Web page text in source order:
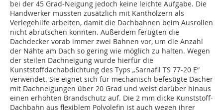
bei der 45 Grad-Neigung jedoch keine leichte Aufgabe. Die
Handwerker mussten zusätzlich mit Kanthölzern als
Verlegehilfe arbeiten, damit die Dachbahnen beim Ausrollen
nicht abrutschen konnten. Außerdem fertigten die
Dachdecker vorab immer zwei Bahnen vor, um die Anzahl
der Nähte am Dach so gering wie möglich zu halten. Wegen
der steilen Dachneigung wurde hierfür die
Kunststoffdachabdichtung des Typs „Sarnafil TS 77-20 E“
verwendet. Sie eignet sich für mechanisch befestigte Dächer
mit Dachneigungen über 20 Grad und weist darüber hinaus
einen erhöhten Brandschutz auf. Die 2 mm dicke Kunststoff-
Dachbahn aus flexiblem Polyolefin ist auch wegen ihrer